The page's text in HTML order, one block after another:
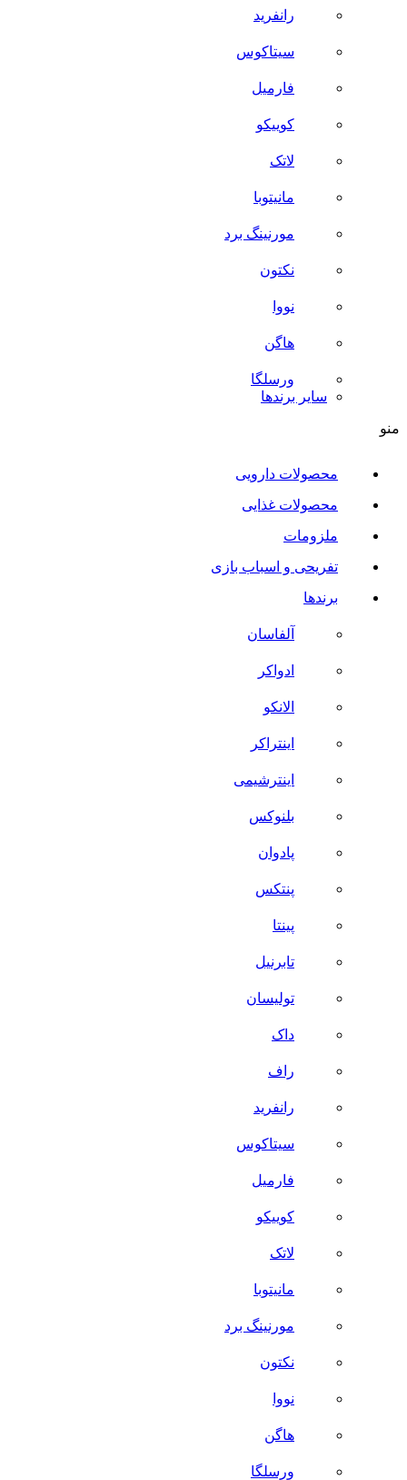
رانفرید
سیتاکوس
فارمیل
کوییکو
لاتک
مانیتوبا
مورنینگ برد
نکتون
نووا
هاگن
ورسلگا
سایر برند‌ها
منو
محصولات دارویی
محصولات غذایی
ملزومات
تفریحی و اسباب بازی
برندها
آلفاسان
ادواکر
الانکو
اینتراکر
اینترشیمی
بلنوکس
پادوان
پنتکس
پینتا
تابرنیل
تولیسان
داک
راف
رانفرید
سیتاکوس
فارمیل
کوییکو
لاتک
مانیتوبا
مورنینگ برد
نکتون
نووا
هاگن
ورسلگا